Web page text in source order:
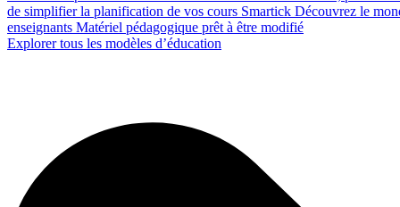
de simplifier la planification de vos cours Smartick Découvrez le
enseignants Matériel pédagogique prêt à être modifié
Explorer tous les modèles d’éducation